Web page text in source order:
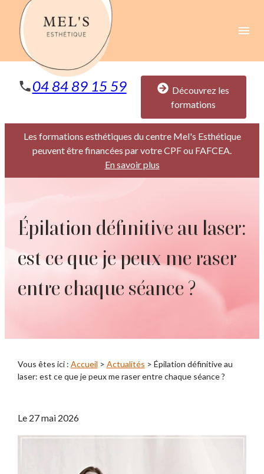
menu
04 84 89 15 59
Découvrez les
formations
Les formations esthétiques du centre Mel's Esthétique
peuvent être financées par votre CPF ou FAFCEA.
En savoir plus
Épilation définitive au laser:
est ce que je peux me raser
entre chaque séance ?
Vous êtes ici : Accueil > Actualités > Épilation définitive au
laser: est ce que je peux me raser entre chaque séance ?
Le 27 mai 2026
Panneau de gestion des cookies